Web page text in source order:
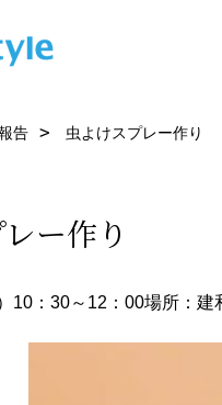
告 虫よけスプレー作り
ー作り
10：30～12：00場所：建